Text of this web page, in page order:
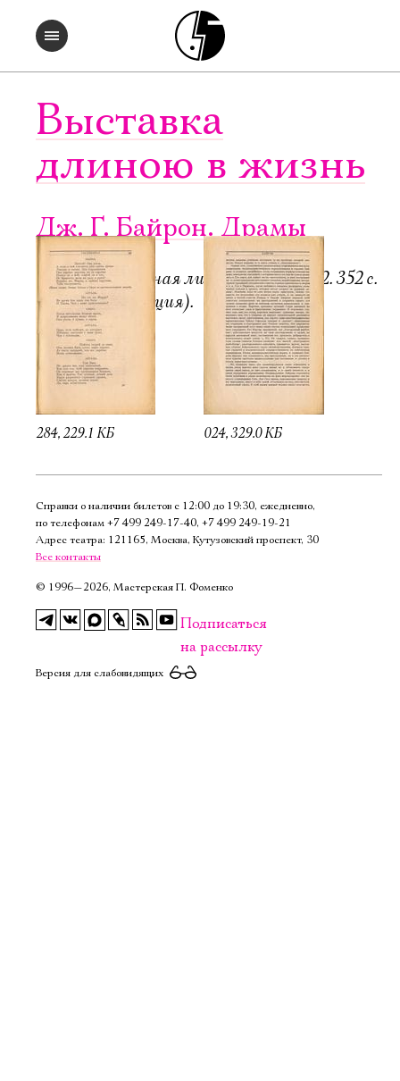
Выставка
длиною в жизнь
Дж. Г. Байрон. Драмы
Пб.-М.: Всемирная литература, 1922. 352 с.
6000 экз. (редакция).
284, 229.1 КБ 024, 329.0 КБ
Справки о наличии билетов с 12:00 до 19:30, ежедневно,
по телефонам +7 499 249‑17‑40, +7 499 249‑19‑21
Адрес театра: 121165, Москва, Кутузовский проспект, 30
Все контакты
© 1996—2026, Мастерская П. Фоменко
Подписаться
на рассылку
Версия для слабовидящих